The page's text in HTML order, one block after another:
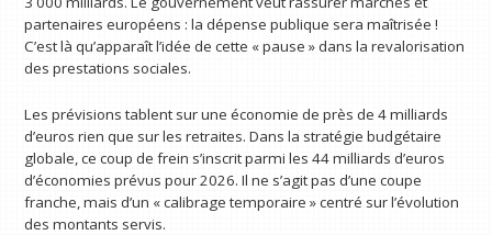
partenaires européens : la dépense publique sera maîtrisée !
C’est là qu’apparaît l’idée de cette « pause » dans la revalorisation
des prestations sociales.
Les prévisions tablent sur une économie de près de 4 milliards
d’euros rien que sur les retraites. Dans la stratégie budgétaire
globale, ce coup de frein s’inscrit parmi les 44 milliards d’euros
d’économies prévus pour 2026. Il ne s’agit pas d’une coupe
franche, mais d’un « calibrage temporaire » centré sur l’évolution
des montants servis.